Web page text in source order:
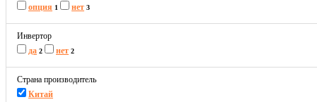
опция 1 нет 3
Инвертор
да 2 нет 2
Страна производитель
Китай